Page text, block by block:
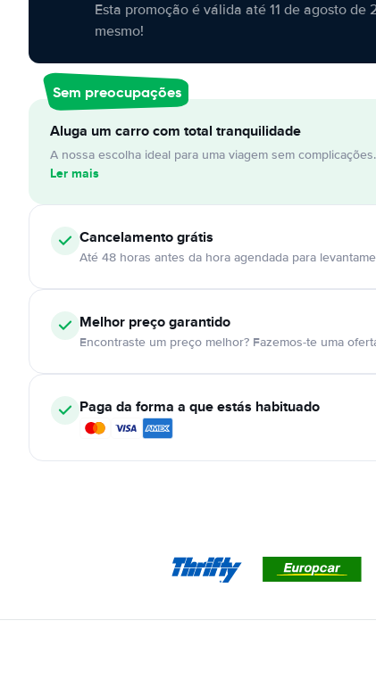
Esta promoção é válida até 11 de agosto
mesmo!
Sem preocupações
Aluga um carro com total tranquilidade
A nossa escolha ideal para uma viagem sem complicações.
Ler mais
Cancelamentográtis
Até 48 horas antes da hora agendada para
Melhor preço garantido
Encontraste um preço melhor? Fazemos-te uma
Paga da forma a que estás habituado